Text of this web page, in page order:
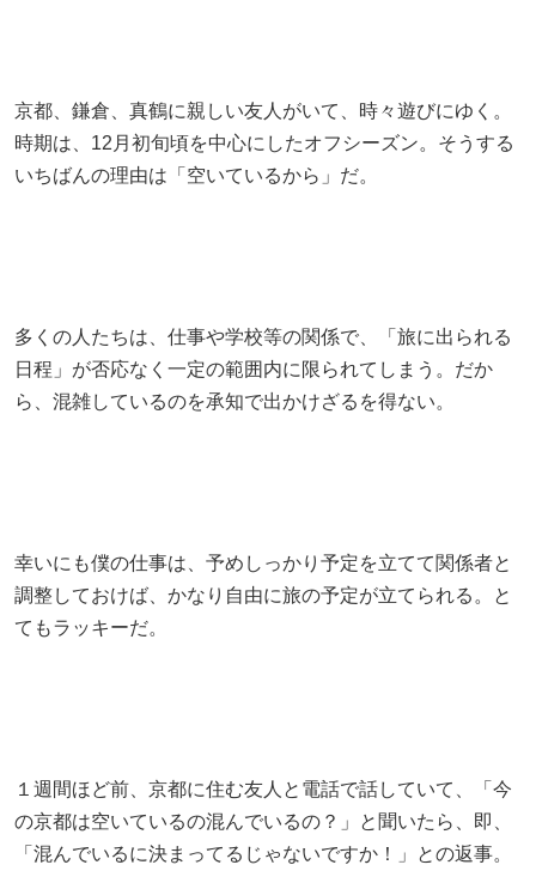
京都、鎌倉、真鶴に親しい友人がいて、時々遊びにゆく。
時期は、12月初旬頃を中心にしたオフシーズン。そうする
いちばんの理由は「空いているから」だ。
多くの人たちは、仕事や学校等の関係で、「旅に出られる
日程」が否応なく一定の範囲内に限られてしまう。だか
ら、混雑しているのを承知で出かけざるを得ない。
幸いにも僕の仕事は、予めしっかり予定を立てて関係者と
調整しておけば、かなり自由に旅の予定が立てられる。と
てもラッキーだ。
１週間ほど前、京都に住む友人と電話で話していて、「今
の京都は空いているの混んでいるの？」と聞いたら、即、
「混んでいるに決まってるじゃないですか！」との返事。